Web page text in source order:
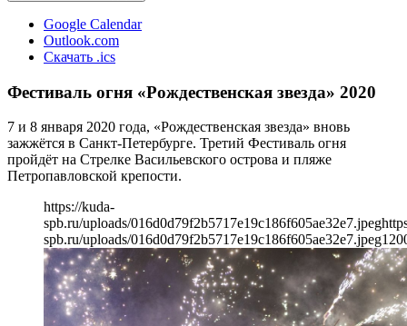
Google Calendar
Outlook.com
Скачать .ics
Фестиваль огня «Рождественская звезда» 2020
7 и 8 января 2020 года, «Рождественская звезда» вновь
зажжётся в Санкт-Петербурге. Третий Фестиваль огня
пройдёт на Стрелке Васильевского острова и пляже
Петропавловской крепости.
https://kuda-
spb.ru/uploads/016d0d79f2b5717e19c186f605ae32e7.jpeg
spb.ru/uploads/016d0d79f2b5717e19c186f605ae32e7.jpeg